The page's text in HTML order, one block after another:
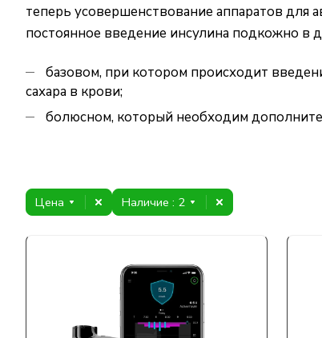
теперь усовершенствование аппаратов для
постоянное введение инсулина подкожно в
базовом, при котором происходит
сахара в крови;
болюсном, который необходим
Цена Наличие : 2